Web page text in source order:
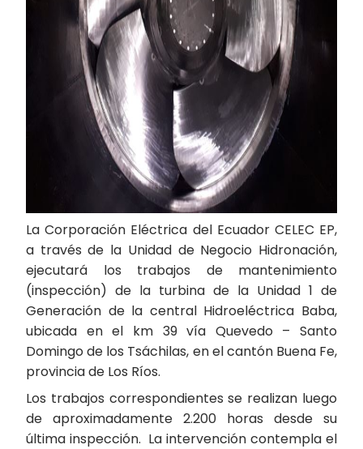
La Corporación Eléctrica del Ecuador CELEC EP,
a través de la Unidad de Negocio Hidronación,
ejecutará los trabajos de mantenimiento
(inspección) de la turbina de la Unidad 1 de
Generación de la central Hidroeléctrica Baba,
ubicada en el km 39 vía Quevedo – Santo
Domingo de los Tsáchilas, en el cantón Buena Fe,
provincia de Los Ríos.
Los trabajos correspondientes se realizan luego
de aproximadamente 2.200 horas desde su
última inspección. La intervención contempla el